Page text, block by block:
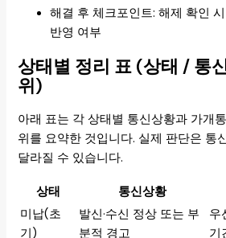
해결 후 체크포인트: 해제 확인
반영 여부
상태별 정리 표 (상태 / 통
위)
아래 표는 각 상태별 통신상황과 가개
위를 요약한 것입니다. 실제 판단은 통
달라질 수 있습니다.
상태 통신상황
미납(초
기)
발신·수신 정상 또는 부
분적 경고
우
기